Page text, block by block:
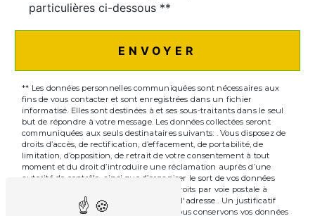
particulières ci-dessous **
ENVOYER
** Les données personnelles communiquées sont nécessaires aux
fins de vous contacter et sont enregistrées dans un fichier
informatisé. Elles sont destinées à et ses sous-traitants dans le seul
but de répondre à votre message. Les données collectées seront
communiquées aux seuls destinataires suivants: . Vous disposez de
droits d’accès, de rectification, d’effacement, de portabilité, de
limitation, d’opposition, de retrait de votre consentement à tout
moment et du droit d’introduire une réclamation auprès d’une
autorité de contrôle, ainsi que d’organiser le sort de vos données
post-mortem. Vous pouvez exercer ces droits par voie postale à
l'adresse ou par courrier électronique à l'adresse . Un justificatif
d'identité pourra vous être demandé. Nous conservons vos données